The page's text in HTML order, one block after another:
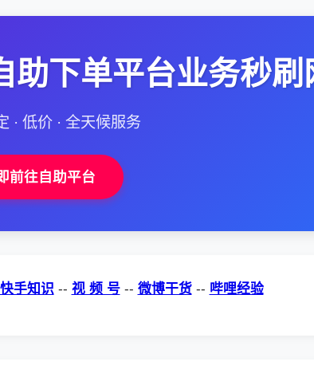
助下单平台业务秒刷
· 低价 · 全天候服务
前往自助平台
快手知识 -- 视 频 号 -- 微博干货 -- 哔哩经验